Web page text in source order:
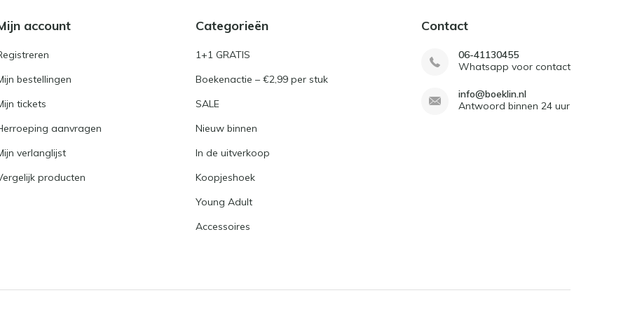
account
bestellingen
tickets
aanvragen
verlanglijst
producten
Categorieën
1+1 GRATIS
Boekenactie – €2,99 per stuk
SALE
Nieuw binnen
In de uitverkoop
Koopjeshoek
Young Adult
Accessoires
Contact
06-41130455
Whatsapp voor contact
info@boeklin.nl
Antwoord binnen 24 uur